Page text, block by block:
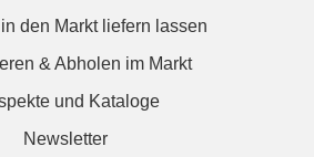
den Markt liefern lassen
& Abholen im Markt
und Kataloge
Newsletter